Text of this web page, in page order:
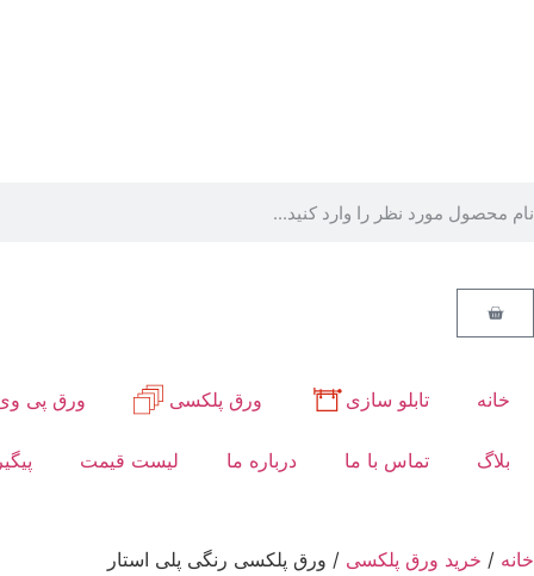
خانه تابلو سازی ورق پلکسی ورق پی
بلاگ تماس با ما درباره ما لیست قیمت
خانه / خرید ورق پلکسی / ورق پلکسی رنگی پلی استار